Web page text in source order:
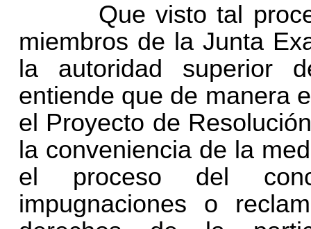
Que visto tal
miembros de la Junta
la autoridad superior
entiende que de manera
el Proyecto de
la conveniencia de la
el proceso del
impugnaciones o